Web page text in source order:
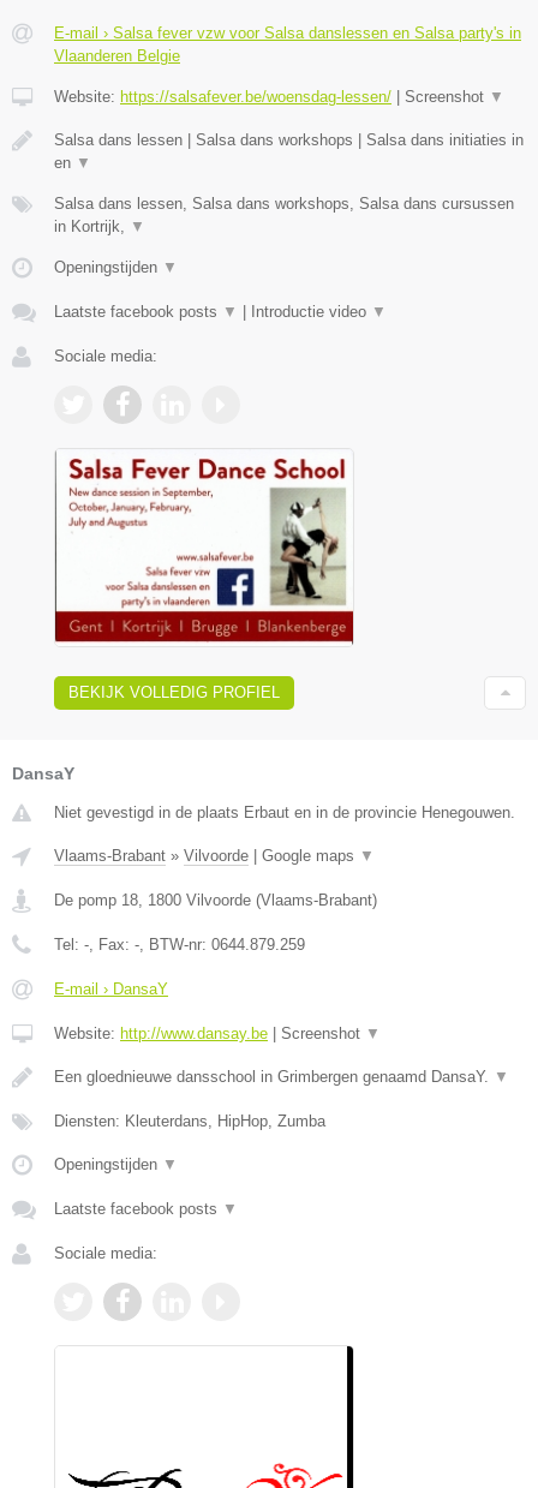
E-mail › Salsa fever vzw voor Salsa danslessen en Salsa party's in
Vlaanderen Belgie
Website: https://salsafever.be/woensdag-lessen/ Screenshot ▼
Salsa dans lessen | Salsa dans workshops | Salsa dans initiaties in
en ▼
Salsa dans lessen, Salsa dans workshops, Salsa dans cursussen
in Kortrijk, ▼
Openingstijden ▼
Laatste facebook posts ▼ Introductie video ▼
Sociale media:
BEKIJK VOLLEDIG PROFIEL
DansaY
Niet gevestigd in de plaats Erbaut en in de provincie Henegouwen.
Vlaams-Brabant » Vilvoorde | Google maps ▼
De pomp 18 1800 Vilvoorde (Vlaams-Brabant)
Tel: - , Fax: - , BTW-nr: 0644.879.259
E-mail › DansaY
Website: http://www.dansay.be | Screenshot ▼
Een gloednieuwe dansschool in Grimbergen genaamd DansaY. ▼
Diensten: Kleuterdans, HipHop, Zumba
Openingstijden ▼
Laatste facebook posts ▼
Sociale media: